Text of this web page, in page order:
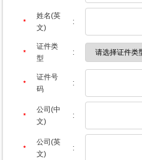
*
姓名(英
文)
:
*
证件类
型
:
*
证件号
码
:
*
公司(中
文)
:
*
公司(英
文)
: